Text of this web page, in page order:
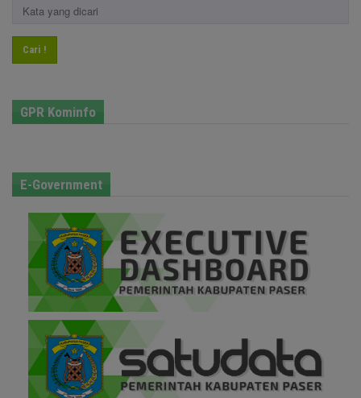
Cari !
GPR Kominfo
E-Government